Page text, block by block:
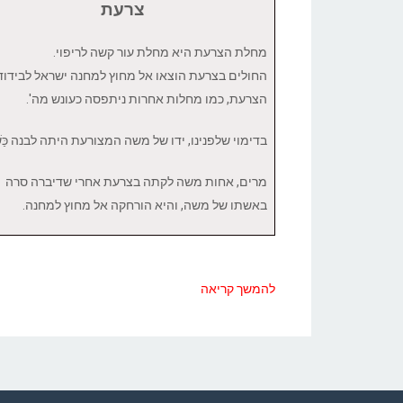
צרעת
מחלת הצרעת היא מחלת עור קשה לריפוי.
החולים בצרעת הוצאו אל מחוץ למחנה ישראל
הצרעת, כמו מחלות אחרות ניתפסה כעונש מה'.
בדימוי שלפנינו, ידו של משה המצורעת היתה לבנה
מרים, אחות משה לקתה בצרעת אחרי שדיברה סרה
באשתו של משה, והיא הורחקה אל מחוץ למחנה.
להמשך קריאה